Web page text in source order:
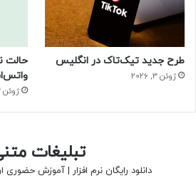
طرح جدید تیک‌تاک در انگلیس
ژوئن 3, 2026
ژوئن 3, 2026
تبلیغات
دانلود رایگان نرم افزار | آموزش حضوری